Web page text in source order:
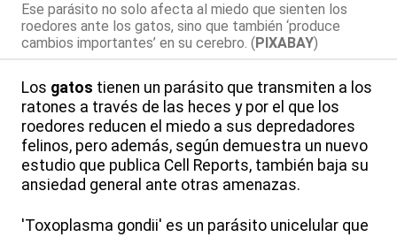
Ese parásito no solo afecta al miedo que sienten los
roedores ante los gatos, sino que también ‘produce
cambios importantes’ en su cerebro. (PIXABAY)
Los gatos tienen un parásito que transmiten a los
ratones a través de las heces y por el que los
roedores reducen el miedo a sus depredadores
felinos, pero además, según demuestra un nuevo
estudio que publica Cell Reports, también baja su
ansiedad general ante otras amenazas.
'Toxoplasma gondii' es un parásito unicelular que